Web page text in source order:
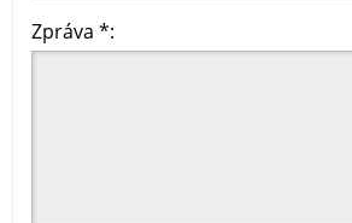
Zpráva *: